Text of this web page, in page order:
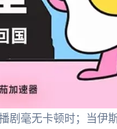
剧毫无卡顿时；当伊